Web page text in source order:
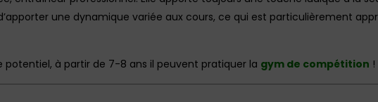
une dynamique variée aux cours, ce qui est particulièrement
potentiel, à partir de 7-8 ans il peuvent pratiquer la gym de compétition !